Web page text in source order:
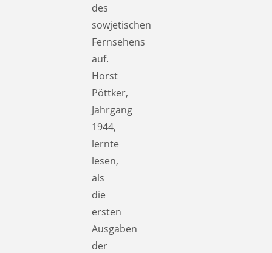
des
sowjetischen
Fernsehens
auf.
Horst
Pöttker,
Jahrgang
1944,
lernte
lesen,
als
die
ersten
Ausgaben
der